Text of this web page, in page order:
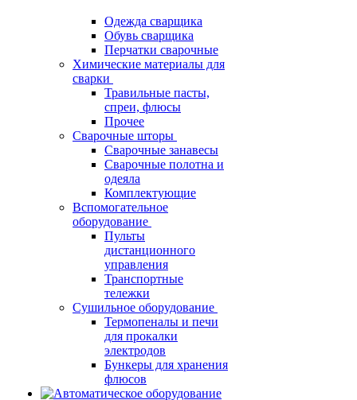
Одежда сварщика
Обувь сварщика
Перчатки сварочные
Химические материалы для
сварки
Травильные пасты,
спреи, флюсы
Прочее
Сварочные шторы
Сварочные занавесы
Сварочные полотна и
одеяла
Комплектующие
Вспомогательное
оборудование
Пульты
дистанционного
управления
Транспортные
тележки
Сушильное оборудование
Термопеналы и печи
для прокалки
электродов
Бункеры для хранения
флюсов